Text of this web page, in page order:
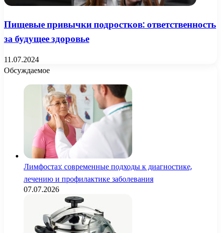
Пищевые привычки подростков: ответственность
за будущее здоровье
11.07.2024
Обсуждаемое
Лимфостаз: современные подходы к диагностике,
лечению и профилактике заболевания
07.07.2026